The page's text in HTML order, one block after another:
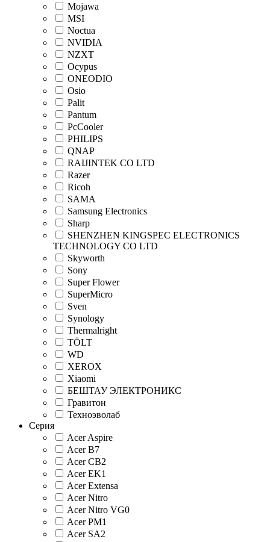
Mojawa
MSI
Noctua
NVIDIA
NZXT
Ocypus
ONEODIO
Osio
Palit
Pantum
PcCooler
PHILIPS
QNAP
RAIJINTEK CO LTD
Razer
Ricoh
SAMA
Samsung Electronics
Sharp
SHENZHEN KINGSPEC ELECTRONICS
TECHNOLOGY CO LTD
Skyworth
Sony
Super Flower
SuperMicro
Sven
Synology
Thermalright
TÖLT
WD
XEROX
Xiaomi
БЕШТАУ ЭЛЕКТРОНИКС
Гравитон
Техноэволаб
Серия
Acer Aspire
Acer B7
Acer CB2
Acer EK1
Acer Extensa
Acer Nitro
Acer Nitro VG0
Acer PM1
Acer SA2